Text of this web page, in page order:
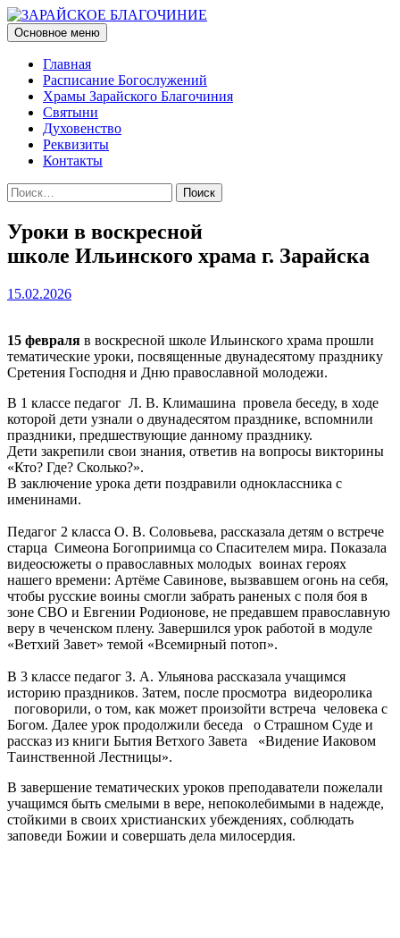
Перейти
к
содержимому
ЗАРАЙСКОЕ БЛАГОЧИНИЕ
Поиск
Основное меню
Главная
Расписание Богослужений
Храмы Зарайского Благочиния
Святыни
Духовенство
Реквизиты
Контакты
Найти:
Уроки в воскресной
школе Ильинского храма г. Зарайска
15.02.2026
15 февраля в воскресной школе Ильинского храма прошли
тематические уроки, посвященные двунадесятому празднику
Сретения Господня и Дню православной молодежи.
В 1 классе педагог Л. В. Климашина провела беседу, в ходе
которой дети узнали о двунадесятом празднике, вспомнили
праздники, предшествующие данному празднику.
Дети закрепили свои знания, ответив на вопросы викторины
«Кто? Где? Сколько?».
В заключение урока дети поздравили одноклассника с
именинами.
Педагог 2 класса О. В. Соловьева, рассказала детям о встрече
старца Симеона Богоприимца со Спасителем мира. Показала
видеосюжеты о православных молодых воинах героях
нашего времени: Артёме Савинове, вызвавшем огонь на себя,
чтобы русские воины смогли забрать раненых с поля боя в
зоне СВО и Евгении Родионове, не предавшем православную
веру в чеченском плену. Завершился урок работой в модуле
«Ветхий Завет» темой «Всемирный потоп».
В 3 классе педагог З. А. Ульянова рассказала учащимся
историю праздников. Затем, после просмотра видеоролика
поговорили, о том, как может произойти встреча человека с
Богом. Далее урок продолжили беседа о Страшном Суде и
рассказ из книги Бытия Ветхого Завета «Видение Иаковом
Таинственной Лестницы».
В завершение тематических уроков преподаватели пожелали
учащимся быть смелыми в вере, непоколебимыми в надежде,
стойкими в своих христианских убеждениях, соблюдать
заповеди Божии и совершать дела милосердия.